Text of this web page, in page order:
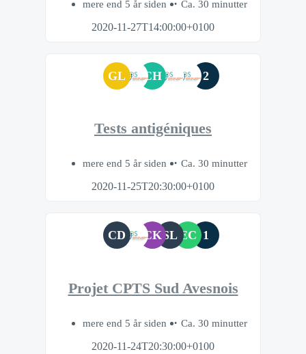
mere end 5 år siden
Ca. 30 minutter
2020-11-27T14:00:00+0100
GL CH 2
Tests antigéniques
mere end 5 år siden
Ca. 30 minutter
2020-11-25T20:30:00+0100
CD CK SL EC 1
Projet CPTS Sud Avesnois
mere end 5 år siden
Ca. 30 minutter
2020-11-24T20:30:00+0100